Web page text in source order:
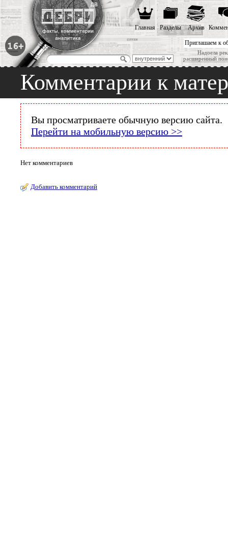
Приглашаем к
Надоела
расширенный
Главная Разделы Архив
Комментарии к
Вы просматриваете обычную версию сайта.
Перейти на мобильную версию >>
Нет комментариев
Добавить комментарий